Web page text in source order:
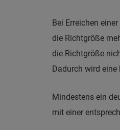
Bei Erreichen
die Richtgröße
die Richtgröße
Dadurch wird
Mindestens ein
mit einer